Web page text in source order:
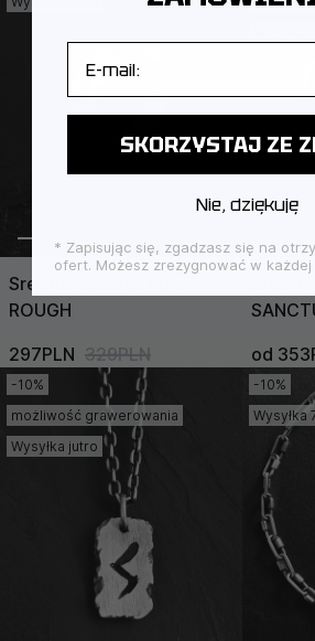
Srebrny kolczyk koło
ROUGH
297PLN 329PLN
od
-10%
możliwość grawerowania
Wysyłka jutro
-10%
Wysyłka
SKORZYSTAJ ZE
Nie, dziękuję
* Zapisując się, zgadzasz się na
ofert. Możesz zrezygnować w każdej